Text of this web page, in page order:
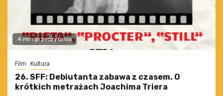
4 min przeczytania
Film Kultura
26. SFF: Debiutanta zabawa z czasem. O
krótkich metrażach Joachima Triera